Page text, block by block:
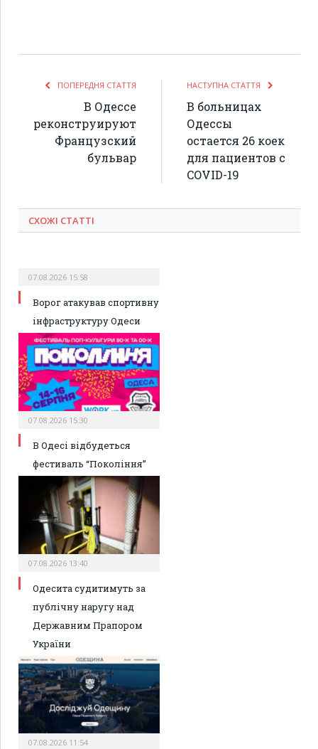
ПОПЕРЕДНЯ СТАТТЯ
В Одессе
реконструируют
Французский
бульвар
НАСТУПНА СТАТТЯ
В больницах
Одессы
остается 26 коек
для пациентов с
COVID-19
СХОЖІ СТАТТІ
07.08.2026 15:58
Ворог атакував спортивну
інфраструктуру Одеси
07.08.2026 15:30
В Одесі відбудеться
фестиваль “Покоління”
07.08.2026 13:40
Одесита судитимуть за
публічну наругу над
Державним Прапором
України
07.08.2026 11:54